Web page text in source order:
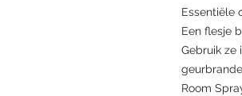
Essentiële
Een flesje
Gebruik ze
Room